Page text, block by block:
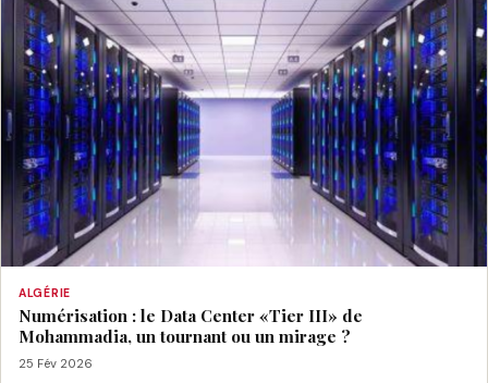
ALGÉRIE
Numérisation : le Data Center «Tier III» de
Mohammadia, un tournant ou un mirage ?
25 Fév 2026